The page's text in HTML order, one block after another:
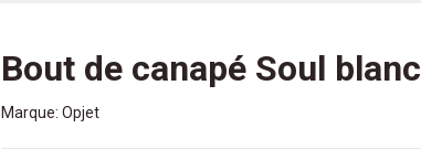
Bout de canapé Soul blanc
Marque: Opjet